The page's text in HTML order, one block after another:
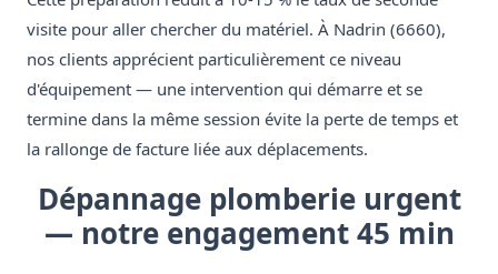
visite pour aller chercher du matériel. À Nadrin (6660),
nos clients apprécient particulièrement ce niveau
d'équipement — une intervention qui démarre et se
termine dans la même session évite la perte de temps et
la rallonge de facture liée aux déplacements.
Dépannage plomberie urgent
— notre engagement 45 min